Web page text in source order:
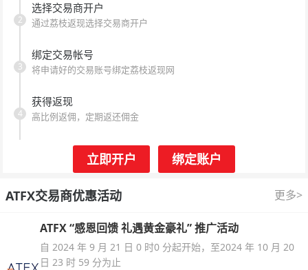
选择交易商开户
通过荔枝返现选择交易商开户
2
绑定交易帐号
将申请好的交易账号绑定荔枝返现网
3
获得返现
高比例返佣，定期返还佣金
4
立即开户 绑定账户
ATFX交易商优惠活动 更多>
ATFX “感恩回馈 礼遇黄金豪礼” 推广活动
自 2024 年 9 月 21 日 0 时0 分起开始，至2024 年 10 月 20
日 23 时 59 分为止